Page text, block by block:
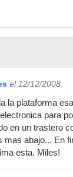
el 12/12/2008
la plataforma
para
en un trastero
mas abajo... En
esta. Miles!